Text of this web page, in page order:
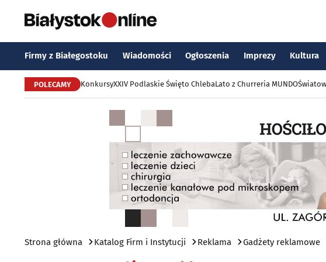
Firmy z Białegostoku Wiadomości Ogłoszenia Imprezy Kultura
POLECAMY KonkursyXXIV Podlaskie Święto ChlebaLato z Churreria MUNDO
Strona główna Katalog Firm i Instytucji Reklama Gadżety reklamowe